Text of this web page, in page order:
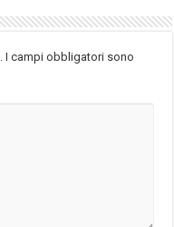
I campi obbligatori sono